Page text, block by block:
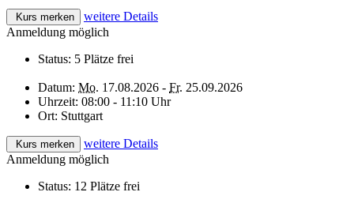
Kurs merken
weitere Details
Anmeldung möglich
Status: 5 Plätze frei
Datum: Mo. 17.08.2026 - Fr. 25.09.2026
Uhrzeit: 08:00 - 11:10 Uhr
Ort: Stuttgart
Kurs merken
weitere Details
Anmeldung möglich
Status: 12 Plätze frei